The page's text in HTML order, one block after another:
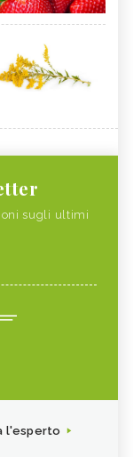
sugli ultimi
l'esperto